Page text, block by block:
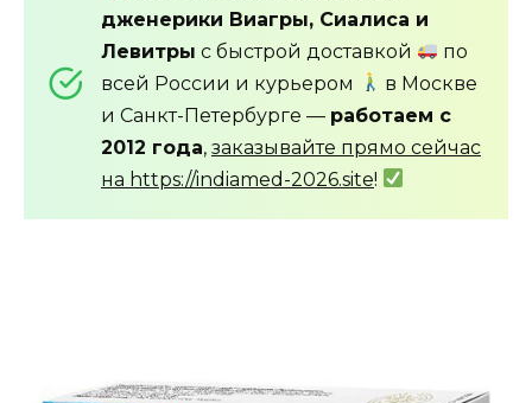
дженерики Виагры, Сиалиса и
Левитры с быстрой доставкой
по
всей России и курьером
в Москве
и Санкт-Петербурге — работаем с
2012 года, заказывайте прямо сейчас
на https://indiamed-2026.site!